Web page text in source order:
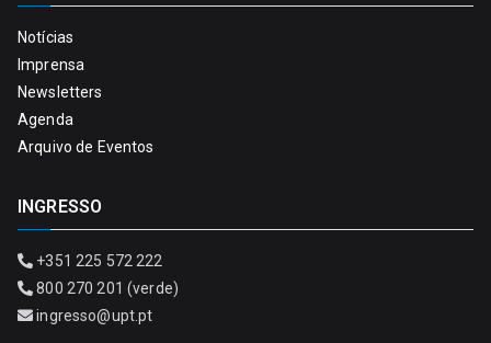
Notícias
Imprensa
Newsletters
Agenda
Arquivo de Eventos
INGRESSO
+351 225 572 222
800 270 201 (verde)
ingresso@upt.pt